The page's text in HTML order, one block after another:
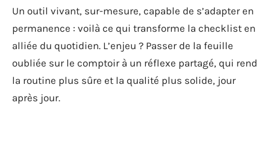
Un outil vivant, sur-mesure, capable de s’adapter en
permanence : voilà ce qui transforme la checklist en
alliée du quotidien. L’enjeu ? Passer de la feuille
oubliée sur le comptoir à un réflexe partagé, qui rend
la routine plus sûre et la qualité plus solide, jour
après jour.